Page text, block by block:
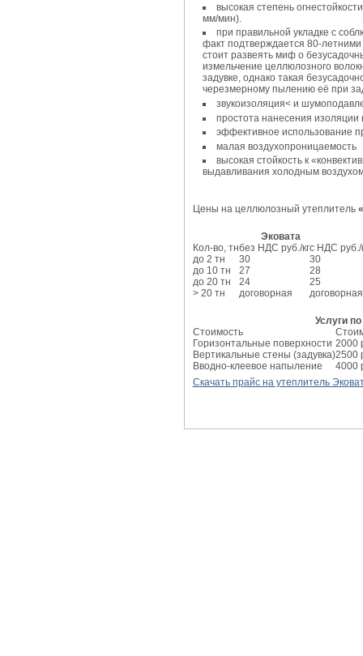
высокая степень
мм/мин).
при правильной укладке с
факт подтверждается 80-
стоит развеять миф о
измельчение целлюлозного
задувке, однако такая
черезмерному пылению её при
звукоизоляция< и
простота нанесения изоляции
эффективное использование
малая воздухопроницаемость
высокая стойкость к
выдавливания холодным
Цены на целлюлозный утеплитель
Эковата
Кол-во, тнбез НДС руб./кгс НДС руб./
до 2 тн
30
30
до 10 тн
27
28
до 20 тн
24
25
> 20 тн
договорная договорная
Услуги
Стоимость
Горизонтальные поверхности 2000
Вертикальные стены (задувка)2500
Вводно-клеевое напыление
4000
Скачать прайс на утеплитель